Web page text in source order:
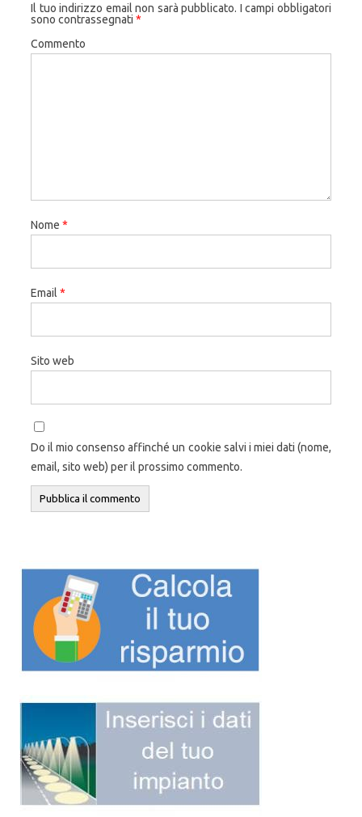
Il tuo indirizzo email non sarà pubblicato. I campi obbligatori
sono contrassegnati *
Commento
Nome *
Email *
Sito web
Do il mio consenso affinché un cookie salvi i miei dati (nome,
email, sito web) per il prossimo commento.